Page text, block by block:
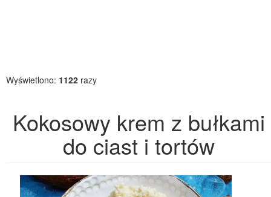
Wyświetlono: 1122 razy
Kokosowy krem z bułkami
do ciast i tortów